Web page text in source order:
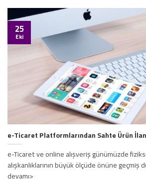
e-Ticaret Platformlarından Sahte Ürün
e-Ticaret ve online alışveriş günümüzde
alışkanlıklarının büyük ölçüde önüne geçmiş
devamı>
25
Eki